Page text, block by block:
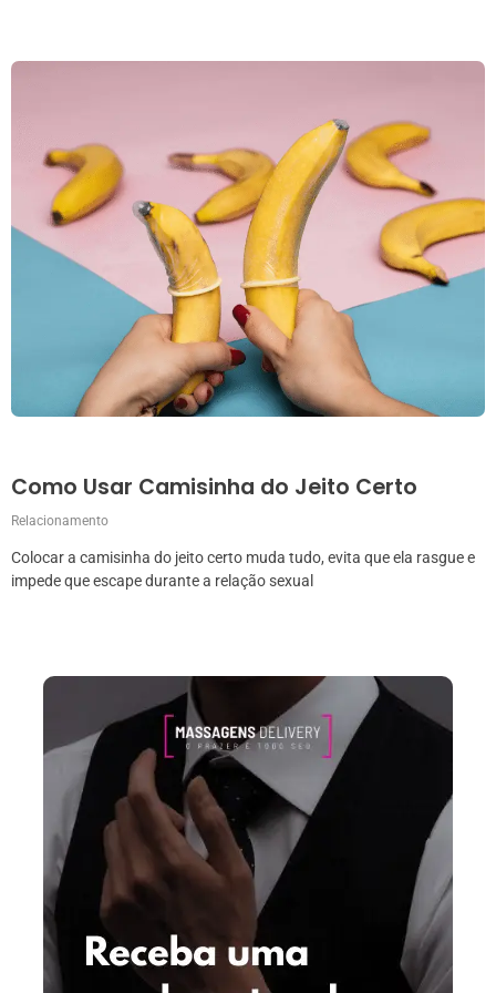
Como Usar Camisinha do Jeito Certo
Relacionamento
Colocar a camisinha do jeito certo muda tudo, evita que ela rasgue e
impede que escape durante a relação sexual